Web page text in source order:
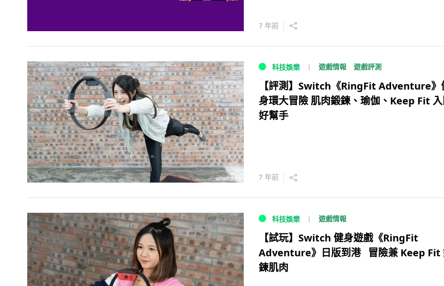
7 年前
科技娛樂 遊戲情報 遊戲評測
【評測】Switch《RingFit Adventure》
身環大冒險 肌肉鍛鍊、瑜伽、Keep Fit
好幫手
7 年前
科技娛樂 遊戲情報
【試玩】Switch 健身遊戲《RingFit
Adventure》日版到港 冒險兼 Keep Fit
鍊肌肉